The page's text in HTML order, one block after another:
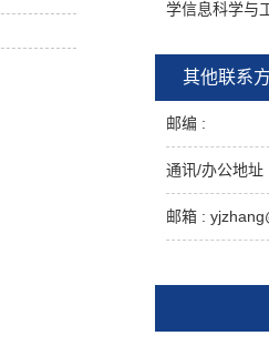
学信息科学与
其他联系
邮编 :
通讯/办公地址
邮箱 :